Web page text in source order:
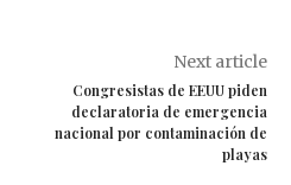
Next article
Congresistas de EEUU piden
declaratoria de emergencia
nacional por contaminación de
playas